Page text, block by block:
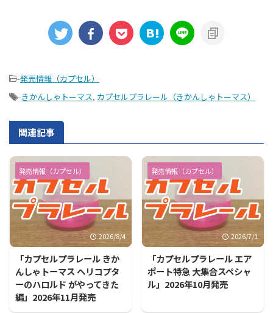
-発売情報（カプセル）
-きかんしゃトーマス, カプセルプラレール（きかんしゃトーマス）
関連記事
発売情報（カプセル）
2026/8/4
「カプセルプラレール きか
んしゃトーマス ヘリコプタ
ーのハロルド がやってきた
編」2026年11月発売
発売情報（カプセル）
2026/7/1
「カプセルプラレール エア
ポート特急 大集合スペシャ
ル」2026年10月発売